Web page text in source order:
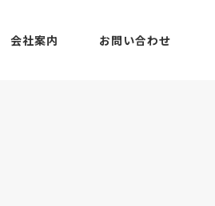
会社案内 お問い合わせ